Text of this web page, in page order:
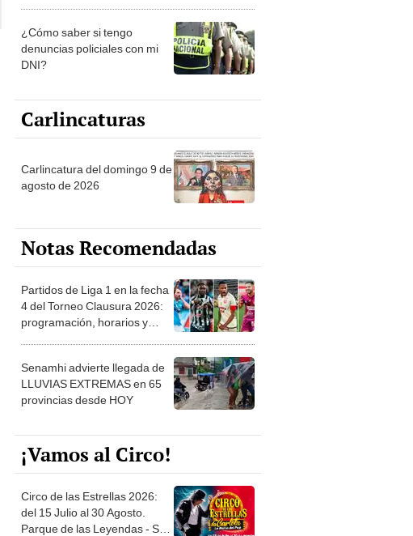
la ONPE
¿Cómo saber si tengo
denuncias policiales con mi
DNI?
Carlincaturas
Carlincatura del domingo 9 de
agosto de 2026
Notas Recomendadas
Partidos de Liga 1 en la fecha
4 del Torneo Clausura 2026:
programación, horarios y
Senamhi advierte llegada de
LLUVIAS EXTREMAS en 65
provincias desde HOY
¡Vamos al Circo!
Circo de las Estrellas 2026:
del 15 Julio al 30 Agosto.
Parque de las Leyendas - San